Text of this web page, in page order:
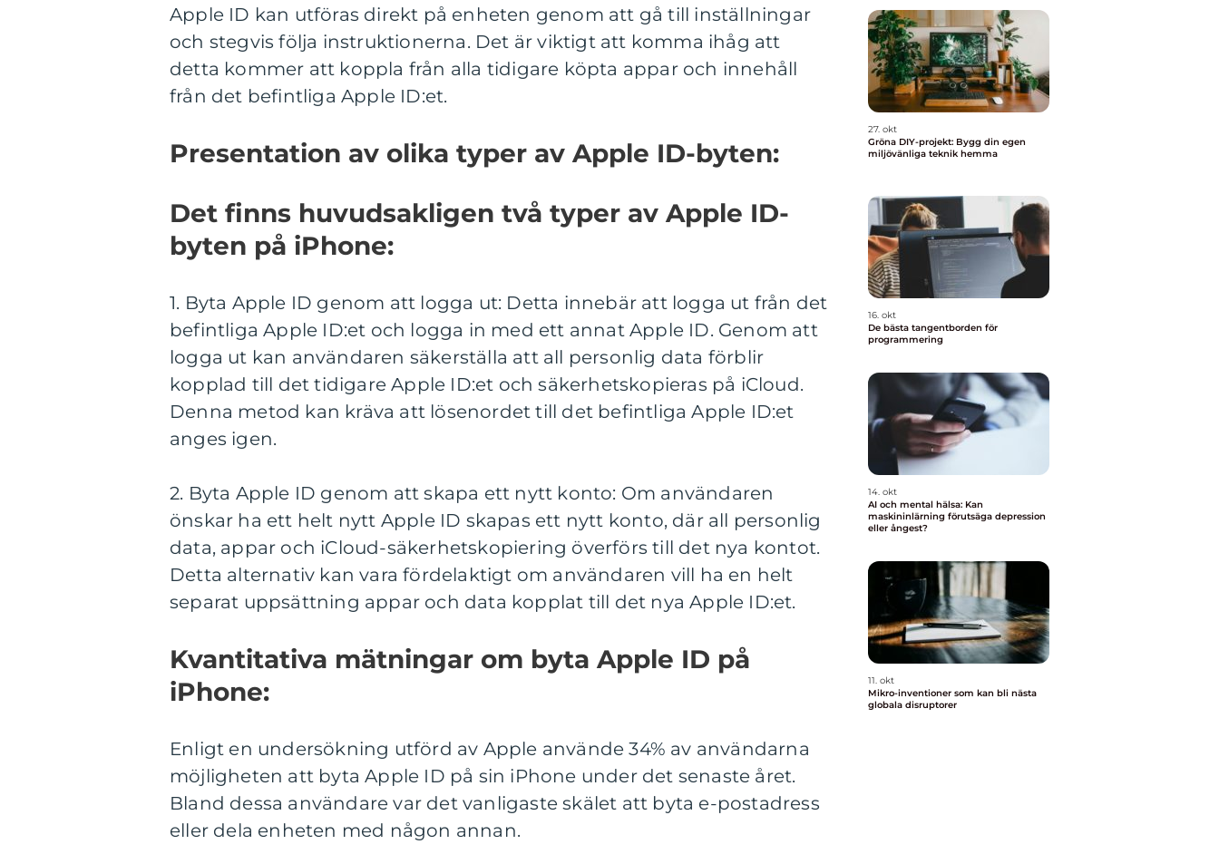
Apple ID kan utföras direkt på enheten genom att gå till inställningar
och stegvis följa instruktionerna. Det är viktigt att komma ihåg att
detta kommer att koppla från alla tidigare köpta appar och innehåll
från det befintliga Apple ID:et.
Presentation av olika typer av Apple ID-byten:
Det finns huvudsakligen två typer av Apple ID-
byten på iPhone:
1. Byta Apple ID genom att logga ut: Detta innebär att logga ut från det
befintliga Apple ID:et och logga in med ett annat Apple ID. Genom att
logga ut kan användaren säkerställa att all personlig data förblir
kopplad till det tidigare Apple ID:et och säkerhetskopieras på iCloud.
Denna metod kan kräva att lösenordet till det befintliga Apple ID:et
anges igen.
2. Byta Apple ID genom att skapa ett nytt konto: Om användaren
önskar ha ett helt nytt Apple ID skapas ett nytt konto, där all personlig
data, appar och iCloud-säkerhetskopiering överförs till det nya kontot.
Detta alternativ kan vara fördelaktigt om användaren vill ha en helt
separat uppsättning appar och data kopplat till det nya Apple ID:et.
Kvantitativa mätningar om byta Apple ID på
iPhone:
Enligt en undersökning utförd av Apple använde 34% av användarna
möjligheten att byta Apple ID på sin iPhone under det senaste året.
Bland dessa användare var det vanligaste skälet att byta e-postadress
eller dela enheten med någon annan.
27. okt
Gröna DIY-projekt: Bygg din egen
miljövänliga teknik hemma
16. okt
De bästa tangentborden för
programmering
14. okt
AI och mental hälsa: Kan
maskininlärning förutsäga depression
eller ångest?
11. okt
Mikro-inventioner som kan bli nästa
globala disruptorer